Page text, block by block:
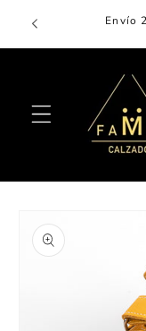
directamenteEnvío
información